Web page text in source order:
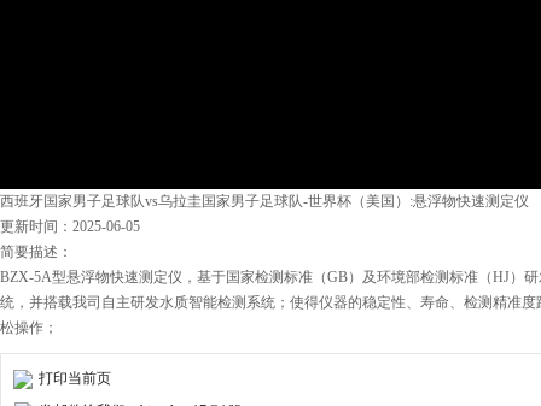
西班牙国家男子足球队vs乌拉圭国家男子足球队-世界杯（美国）:悬浮物快速测定仪
更新时间：2025-06-05
简要描述：
BZX-5A型悬浮物快速测定仪，基于国家检测标准（GB）及环境部检测标准（HJ）
统，并搭载我司自主研发水质智能检测系统；使得仪器的稳定性、寿命、检测精准
松操作；
打印当前页